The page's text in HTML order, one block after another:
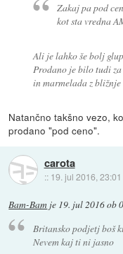
Zakaj pa pod
kot sta vredna
Ali je lahko še bolj
Prodano je bilo tudi
in marmelada z bližnje
Natančno takšno vezo,
prodano "pod ceno".
carota
:: 19. jul 2016, 23:01
Bam-Bam je 19. jul 2016 ob
Britansko podjetj boš
Nevem kaj ti ni jasno